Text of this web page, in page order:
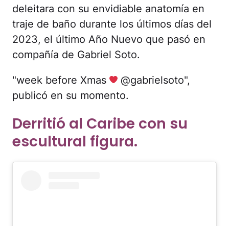
deleitara con su envidiable anatomía en
traje de baño durante los últimos días del
2023, el último Año Nuevo que pasó en
compañía de Gabriel Soto.
"week before Xmas
‍ @gabrielsoto",
publicó en su momento.
Derritió al Caribe con su
escultural figura.